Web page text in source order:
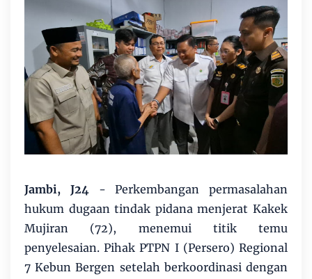
Jambi, J24 - Perkembangan permasalahan
hukum dugaan tindak pidana menjerat Kakek
Mujiran (72), menemui titik temu
penyelesaian. Pihak PTPN I (Persero) Regional
7 Kebun Bergen setelah berkoordinasi dengan